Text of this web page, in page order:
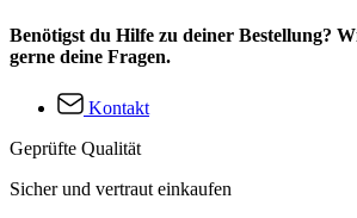
Benötigst du Hilfe zu deiner Bestellung?
gerne deine Fragen.
Kontakt
Geprüfte Qualität
Sicher und vertraut einkaufen